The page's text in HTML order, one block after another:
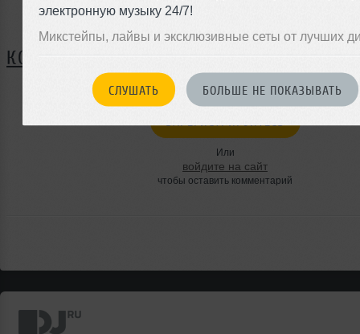
электронную музыку 24/7!
Микстейпы, лайвы и эксклюзивные сеты от лучших
СЛУШАТЬ БОЛЬШЕ НЕ ПОКАЗЫВАТЬ
КОММЕНТАРИИ
ЗАРЕГИСТРИРУЙТЕСЬ
Или
войдите на сайт
чтобы оставить комментарий